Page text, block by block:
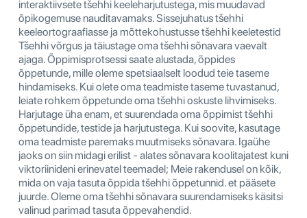
interaktiivsete tšehhi keeleharjutustega, mis muudavad
õpikogemuse nauditavamaks. Sissejuhatus tšehhi
keeleortograafiasse ja mõttekohustusse tšehhi keeletestid
Tšehhi võrgus ja täiustage oma tšehhi sõnavara vaevalt
ajaga. Õppimisprotsessi saate alustada, õppides
õppetunde, mille oleme spetsiaalselt loodud teie taseme
hindamiseks. Kui olete oma teadmiste taseme tuvastanud,
leiate rohkem õppetunde oma tšehhi oskuste lihvimiseks.
Harjutage üha enam, et suurendada oma õppimist tšehhi
õppetundide, testide ja harjutustega. Kui soovite, kasutage
oma teadmiste paremaks muutmiseks sõnavara. Igaühe
jaoks on siin midagi erilist - alates sõnavara koolitajatest kuni
viktoriinideni erinevatel teemadel; Meie rakendusel on kõik,
mida on vaja tasuta õppida tšehhi õppetunnid. et pääsete
juurde. Oleme oma tšehhi sõnavara suurendamiseks käsitsi
valinud parimad tasuta õppevahendid.